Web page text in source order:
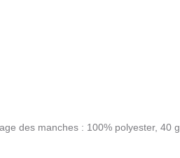
des manches : 100% polyester, 40 g